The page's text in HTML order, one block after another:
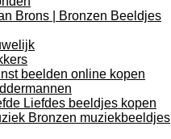
Brons | Bronzen Beeldjes
beelden online kopen
Liefdes beeldjes kopen
Bronzen muziekbeeldjes